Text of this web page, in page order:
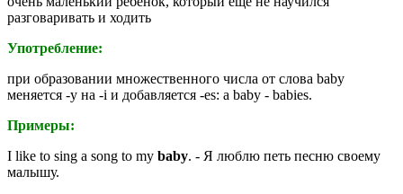
разговаривать и ходить
Употребление:
при образовании множественного числа от слова baby
меняется -y на -i и добавляется -es: a baby - babies.
Примеры:
I like to sing a song to my baby. - Я люблю петь песню своему
малышу.